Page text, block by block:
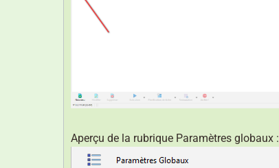
Aperçu de la rubrique Paramètres globaux :